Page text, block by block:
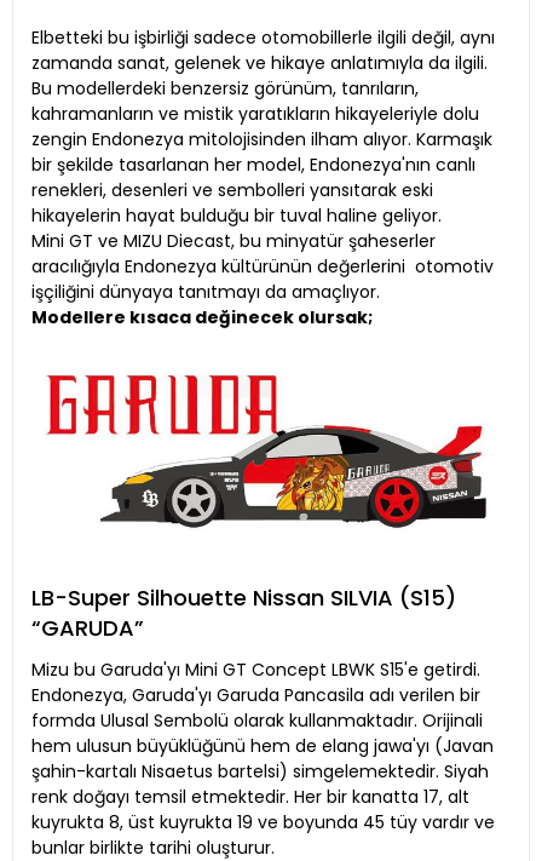
Elbetteki bu işbirliği sadece otomobillerle ilgili değil, aynı
zamanda sanat, gelenek ve hikaye anlatımıyla da ilgili.
Bu modellerdeki benzersiz görünüm, tanrıların,
kahramanların ve mistik yaratıkların hikayeleriyle dolu
zengin Endonezya mitolojisinden ilham alıyor. Karmaşık
bir şekilde tasarlanan her model, Endonezya'nın canlı
renekleri, desenleri ve sembolleri yansıtarak eski
hikayelerin hayat bulduğu bir tuval haline geliyor.
Mini GT ve MIZU Diecast, bu minyatür şaheserler
aracılığıyla Endonezya kültürünün değerlerini otomotiv
işçiliğini dünyaya tanıtmayı da amaçlıyor.
Modellere kısaca değinecek olursak;
LB-Super Silhouette Nissan SILVIA (S15)
“GARUDA”
Mizu bu Garuda'yı Mini GT Concept LBWK S15'e getirdi.
Endonezya, Garuda'yı Garuda Pancasila adı verilen bir
formda Ulusal Sembolü olarak kullanmaktadır. Orijinali
hem ulusun büyüklüğünü hem de elang jawa'yı (Javan
şahin-kartalı Nisaetus bartelsi) simgelemektedir. Siyah
renk doğayı temsil etmektedir. Her bir kanatta 17, alt
kuyrukta 8, üst kuyrukta 19 ve boyunda 45 tüy vardır ve
bunlar birlikte tarihi oluşturur.